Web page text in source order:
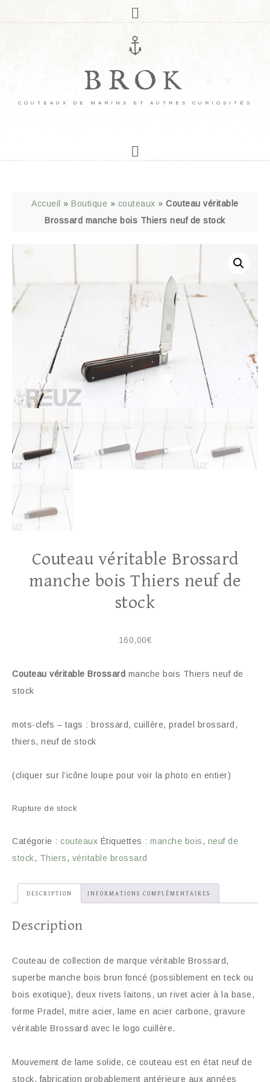
BROK
COUTEAUX DE MARINS ET AUTRES CURIOSITÉS
Accueil »Boutique » couteaux »Couteau véritable
Brossard manche bois Thiers neuf de stock
Couteau véritable Brossard
manche bois Thiers neuf de
stock
160,00€
Couteau véritable Brossard manche bois Thiers neuf de
stock
mots-clefs – tags : brossard, cuillère, pradel brossard,
thiers, neuf de stock
(cliquer sur l’icône loupe pour voir la photo en entier)
Rupture de stock
Catégorie : couteaux Étiquettes : manche bois, neuf de
stock, Thiers, véritable brossard
DESCRIPTION INFORMATIONS COMPLÉMENTAIRES
Description
Couteau de collection de marque véritable Brossard,
superbe manche bois brun foncé (possiblement en teck ou
bois exotique), deux rivets laitons, un rivet acier à la base,
forme Pradel, mitre acier, lame en acier carbone, gravure
véritable Brossard avec le logo cuillère.
Mouvement de lame solide, ce couteau est en état neuf de
stock, fabrication probablement antérieure aux années